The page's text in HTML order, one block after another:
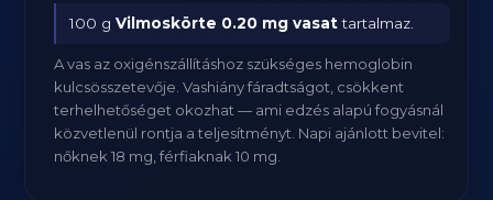
100 gVilmoskörte 0.20 mg vasattartalmaz.
A vas az oxigénszállításhoz szükséges hemoglobin
kulcsösszetevője. Vashiány fáradtságot, csökkent
terhelhetőséget okozhat — ami edzés alapú fogyásnál
közvetlenül rontja a teljesítményt. Napi ajánlott bevitel:
nőknek 18 mg, férfiaknak 10 mg.